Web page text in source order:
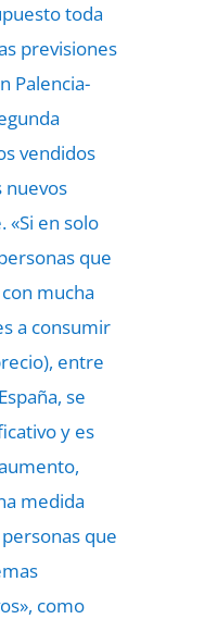
toda
previsiones
Palencia-
vendidos
nuevos
«Si en solo
que
mucha
a consumir
entre
se
y es
medida
que
como